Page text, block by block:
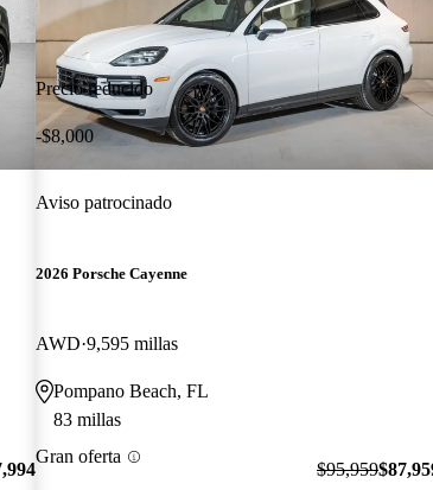
Precio reducido
-$8,000
Aviso patrocinado
2026 Porsche Cayenne
AWD 9,595 millas
Pompano Beach, FL
83 millas
Gran oferta
$95,959